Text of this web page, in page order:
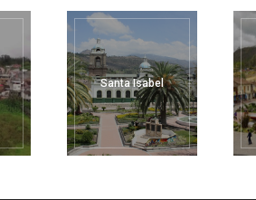
Santa Isabel